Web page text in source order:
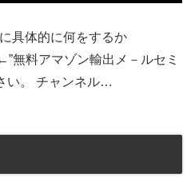
具体的に何をするか
無料アマゾン輸出メ－ルセミ
い。 チャンネル…